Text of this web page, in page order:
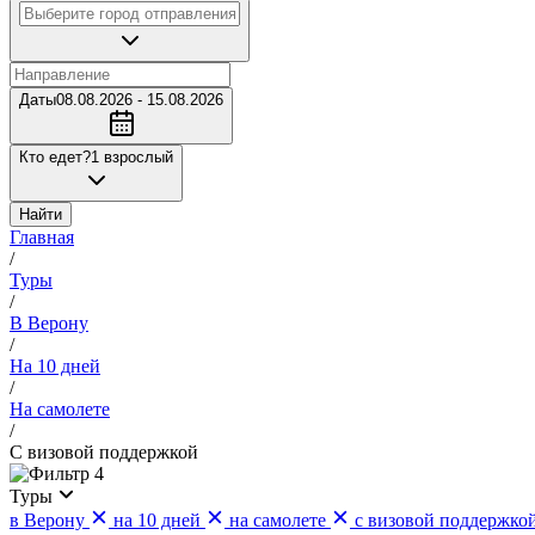
Даты08.08.2026 - 15.08.2026
Кто едет?1 взрослый
Найти
Главная
/
Туры
/
В Верону
/
На 10 дней
/
На самолете
/
С визовой поддержкой
4
Туры
в Верону
на 10 дней на самолете
с визовой